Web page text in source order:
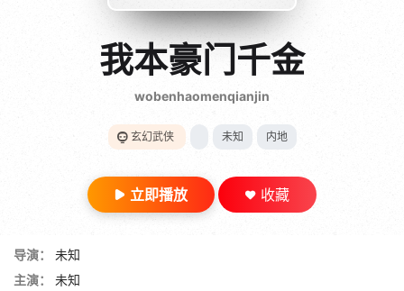
{if condition="$obj.vod_points
gt 0"}
28短剧
我本豪门千金
wobenhaomenqianjin
玄幻武侠 未知 内地
立即播放 收藏
导演：
未知
主演：
未知